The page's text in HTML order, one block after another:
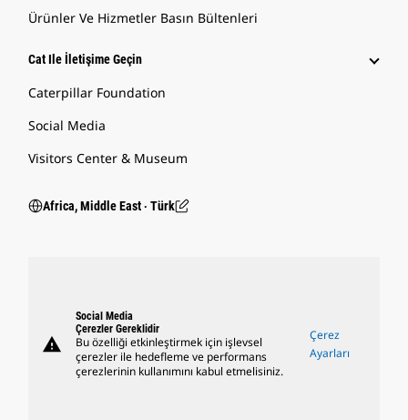
Ürünler Ve Hizmetler Basın Bültenleri
Cat Ile İletişime Geçin
Caterpillar Foundation
Social Media
Visitors Center & Museum
Africa, Middle East ‧ Türk
warning
Social Media
Çerezler Gereklidir
Bu özelliği etkinleştirmek için işlevsel
çerezler ile hedefleme ve performans
çerezlerinin kullanımını kabul etmelisiniz.
Çerez
Ayarları